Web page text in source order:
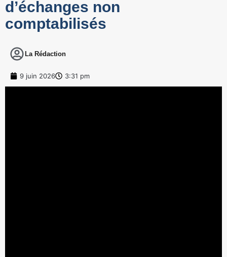
d’échanges non
comptabilisés
La Rédaction
9 juin 2026 3:31 pm